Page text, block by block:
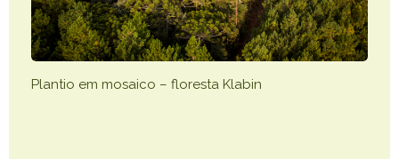
Plantio em mosaico – floresta Klabin